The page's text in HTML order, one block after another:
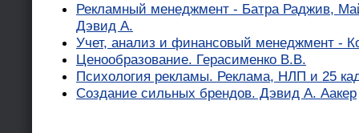
Рекламный менеджмент - Батра Раджив,
Дэвид А.
Учет, анализ и финансовый менеджмент -
Ценообразование. Герасименко В.В.
Психология рекламы. Реклама, НЛП и 25
Создание сильных брендов. Дэвид А. Аакер